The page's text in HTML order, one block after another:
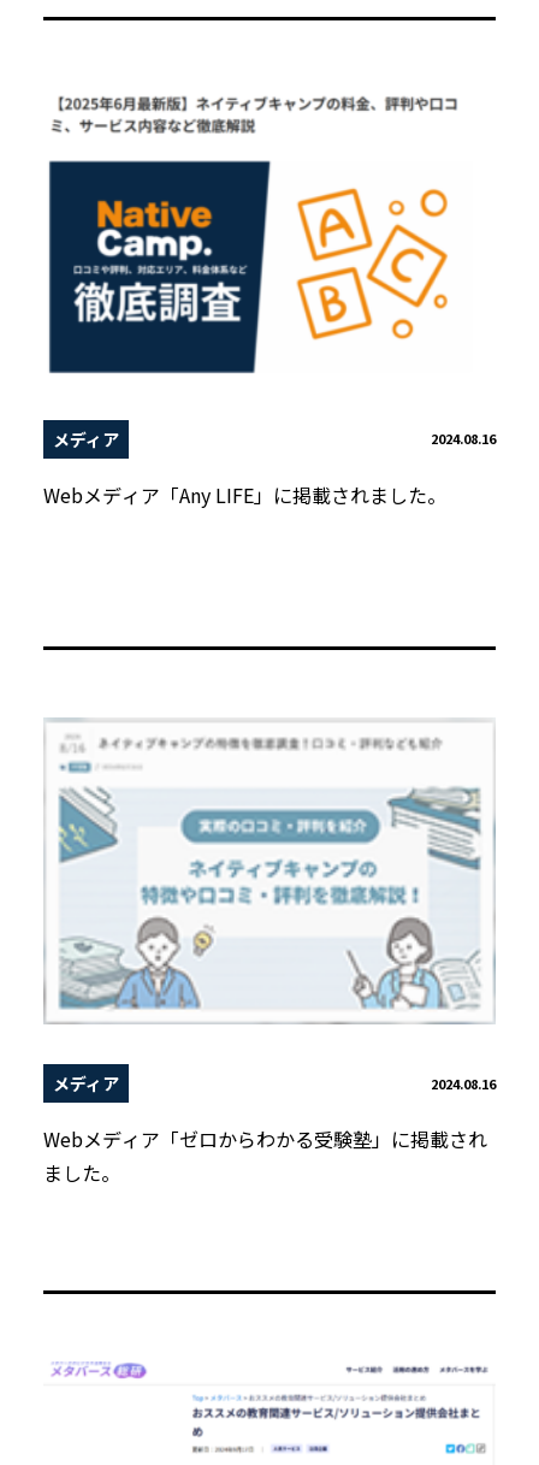
メディア 2024.08.16
Webメディア「Any LIFE」に掲載されました。
メディア 2024.08.16
Webメディア「ゼロからわかる受験塾」に掲載され
ました。